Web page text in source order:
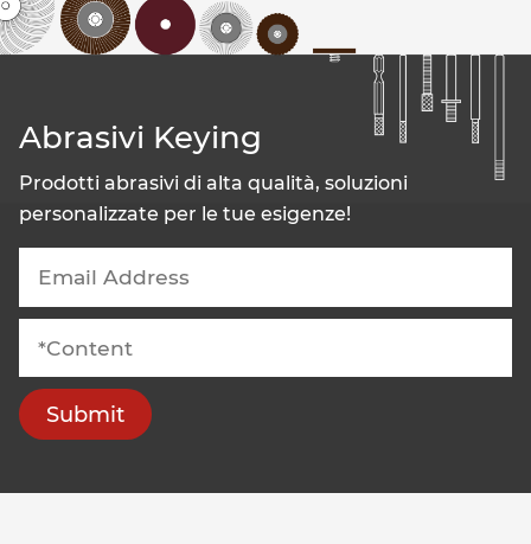
Abrasivi Keying
Prodotti abrasivi di alta qualità, soluzioni
personalizzate per le tue esigenze!
Submit